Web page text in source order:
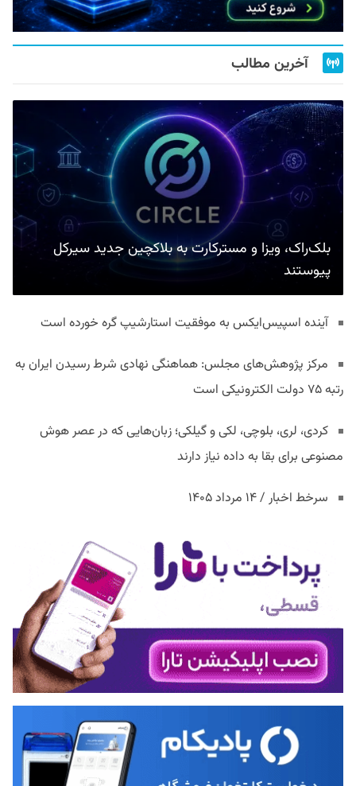
آخرین مطالب
بلک‌راک، ویزا و مسترکارت به بلاکچین جدید سیرکل
پیوستند
آینده اسپیس‌ایکس به موفقیت استارشیپ گره خورده است
مرکز پژوهش‌های مجلس: هماهنگی نهادی شرط رسیدن ایران به
رتبه ۷۵ دولت الکترونیکی است
کردی، لری، بلوچی، لکی و گیلکی؛ زبان‌هایی که در عصر هوش
مصنوعی برای بقا به داده نیاز دارند
سرخط اخبار / ۱۴ مرداد ۱۴۰۵